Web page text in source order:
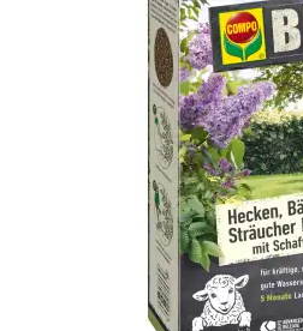
Themenwelten